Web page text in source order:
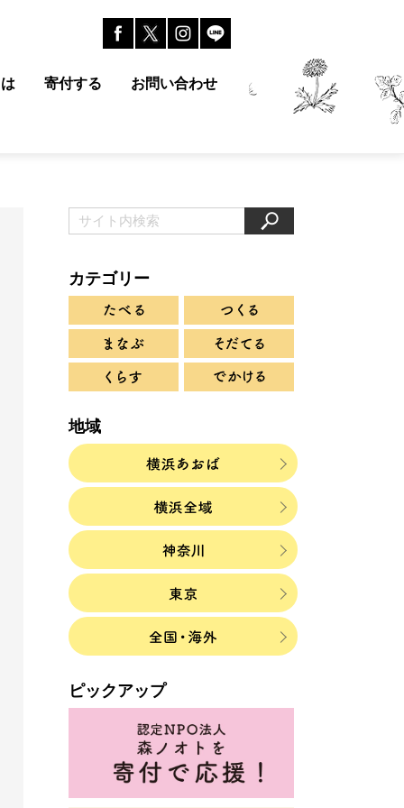
寄付する お問い合わせ
カテゴリー
地域
ピックアップ